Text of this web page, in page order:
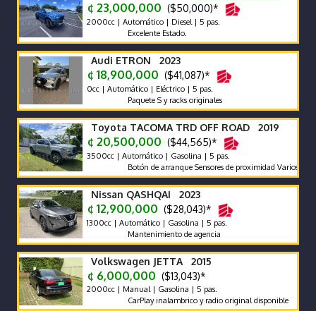
¢ 23,000,000 ($50,000)*
2000cc | Automático | Diesel | 5 pas.
Excelente Estado.
Audi ETRON 2023
¢ 18,900,000 ($41,087)*
0cc | Automático | Eléctrico | 5 pas.
Paquete S y racks originales
Toyota TACOMA TRD OFF ROAD 2019
¢ 20,500,000 ($44,565)*
3500cc | Automático | Gasolina | 5 pas.
Botón de arranque Sensores de proximidad Varios modos de
Nissan QASHQAI 2023
¢ 12,900,000 ($28,043)*
1300cc | Automático | Gasolina | 5 pas.
Mantenimiento de agencia
Volkswagen JETTA 2015
¢ 6,000,000 ($13,043)*
2000cc | Manual | Gasolina | 5 pas.
CarPlay inalambrico y radio original disponible